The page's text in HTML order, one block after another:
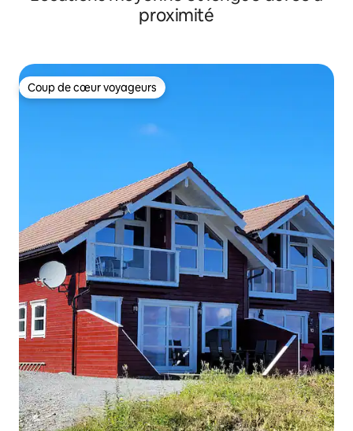
proximité
Coup de cœur voyageurs
Coup de cœur voyageurs